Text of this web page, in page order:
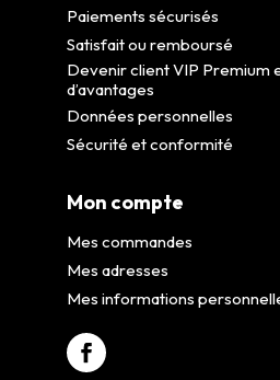
Paiements sécurisés
Satisfait ou remboursé
Devenir client VIP Premium
d’avantages
Données personnelles
Sécurité et conformité
Mon compte
Mes commandes
Mes adresses
Mes informations